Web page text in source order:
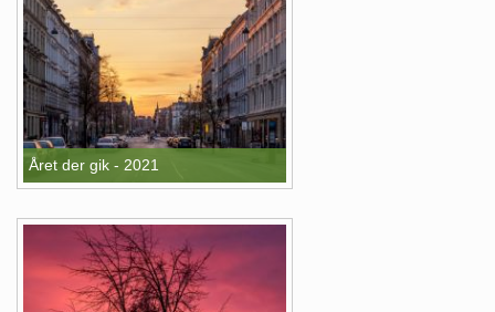
Året der gik - 2021